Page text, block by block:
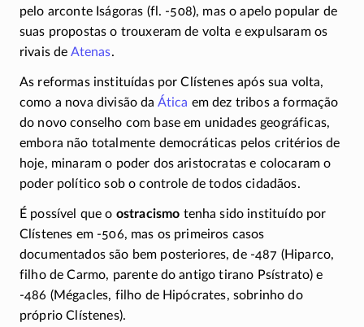
pelo arconte Iságoras (fl. -508), mas o apelo popular de
suas propostas o trouxeram de volta e expulsaram os
rivais de Atenas.
As reformas instituídas por Clístenes após sua volta,
como a nova divisão da Ática em dez tribos a formação
do novo conselho com base em unidades geográficas,
embora não totalmente democráticas pelos critérios de
hoje, minaram o poder dos aristocratas e colocaram o
poder político sob o controle de todos cidadãos.
É possível que o ostracismo tenha sido instituído por
Clístenes em -506, mas os primeiros casos
documentados são bem posteriores, de -487 (Hiparco,
filho de Carmo, parente do antigo tirano Psístrato) e
-486 (Mégacles, filho de Hipócrates, sobrinho do
próprio Clístenes).